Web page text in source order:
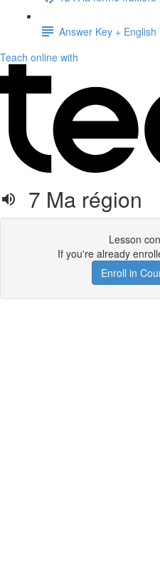
Answer Key +
Teach online with
7 Ma région
Lesson
If you're already
Enroll in